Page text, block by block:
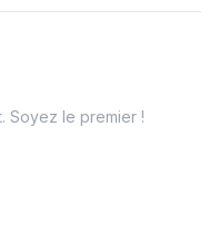
Soyez le premier !